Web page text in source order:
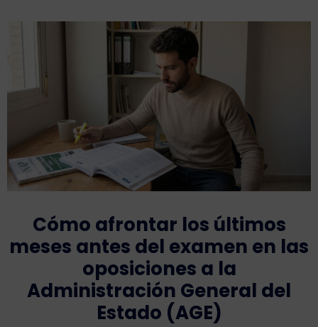
Cómo afrontar los últimos
meses antes del examen en las
oposiciones a la
Administración General del
Estado (AGE)